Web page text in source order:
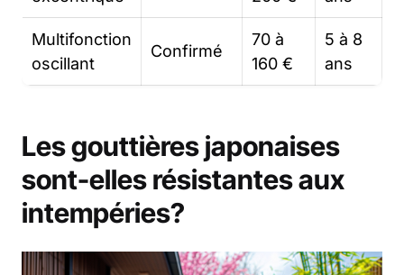
Multifonction
oscillant
Confirmé
70 à
160 €
5 à 8
ans
Les gouttières japonaises
sont-elles résistantes aux
intempéries?